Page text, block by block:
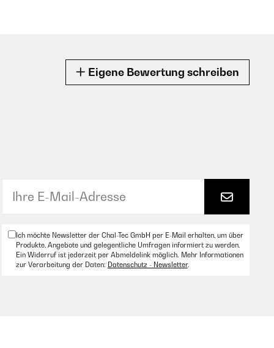
Eigene Bewertung schreiben
Ich möchte Newsletter der Chal-Tec GmbH per E-Mail erhalten, um über
Produkte, Angebote und gelegentliche Umfragen informiert zu werden.
Ein Widerruf ist jederzeit per Abmeldelink möglich. Mehr Informationen
zur Verarbeitung der Daten: Datenschutz - Newsletter.